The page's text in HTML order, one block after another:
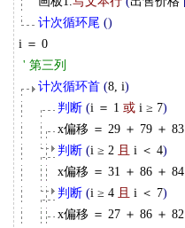
计次循环尾 ()
i ＝ 0
' 第三列
计次循环首 (8, i)
判断 (i ＝ 1 或 i ≥ 7)
x偏移 ＝ 29 ＋ 79 ＋ 83
判断 (i ≥ 2 且 i ＜ 4)
x偏移 ＝ 31 ＋ 86 ＋ 84
判断 (i ≥ 4 且 i ＜ 7)
x偏移 ＝ 27 ＋ 86 ＋ 82